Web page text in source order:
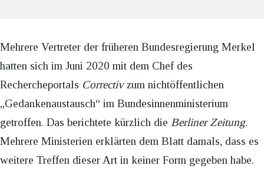
Mehrere Vertreter der früheren Bundesregierung Merkel
hatten sich im Juni 2020 mit dem Chef des
Rechercheportals Correctivzum nichtöffentlichen
„Gedankenaustausch“ im Bundesinnenministerium
getroffen. Das berichtete kürzlich die Berliner Zeitung.
Mehrere Ministerien erklärten dem Blatt damals, dass es
weitere Treffen dieser Art in keiner Form gegeben habe.